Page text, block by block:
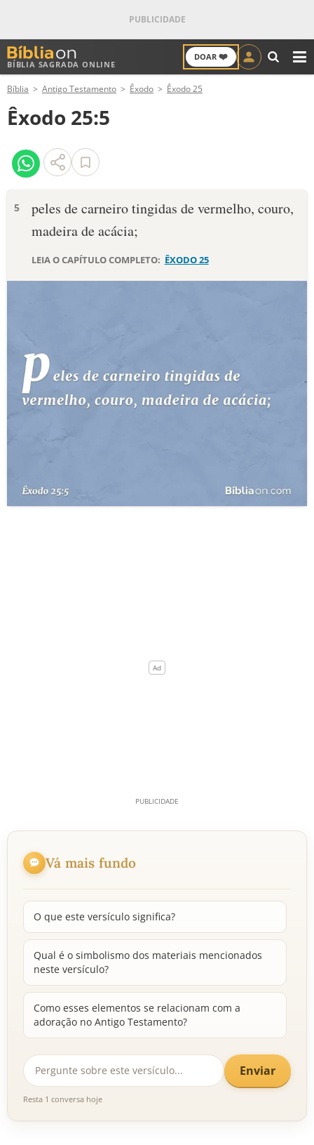
BÍBLIA SAGRADA ONLINE
DOAR ❤️
ANTIGO TESTAMENTO
NOVO TESTAMENTO
VERSÍCULOS
PALAVRA DO DIA
10 MANDAMENTOS
ESTUDOS BÍBLICOS
ESBOÇOS DE PREGAÇÃO
PERGUNTE À BÍBLIA
Bíblia Antigo Testamento Êxodo Êxodo 25
Êxodo 25:5
5
pe­les de carneiro tingidas de vermelho, couro,
madeira de acácia;
LEIA O CAPÍTULO COMPLETO: ÊXODO 25
Vá mais fundo
O que este versículo significa?
Qual é o simbolismo dos materiais mencionados
neste versículo?
Como esses elementos se relacionam com a
adoração no Antigo Testamento?
Enviar
Resta 1 conversa hoje